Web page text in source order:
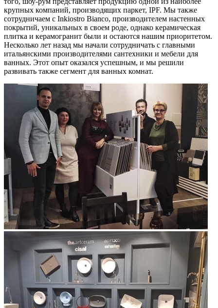
крупных компаний, производящих паркет, IPF. Мы также
сотрудничаем с Inkiostro Bianco, производителем настенных
покрытий, уникальных в своем роде, однако керамическая
плитка и керамогранит были и остаются нашим приоритетом.
Несколько лет назад мы начали сотрудничать с главными
итальянскими производителями сантехники и мебели для
ванных. Этот опыт оказался успешным, и мы решили
развивать также сегмент для ванных комнат.